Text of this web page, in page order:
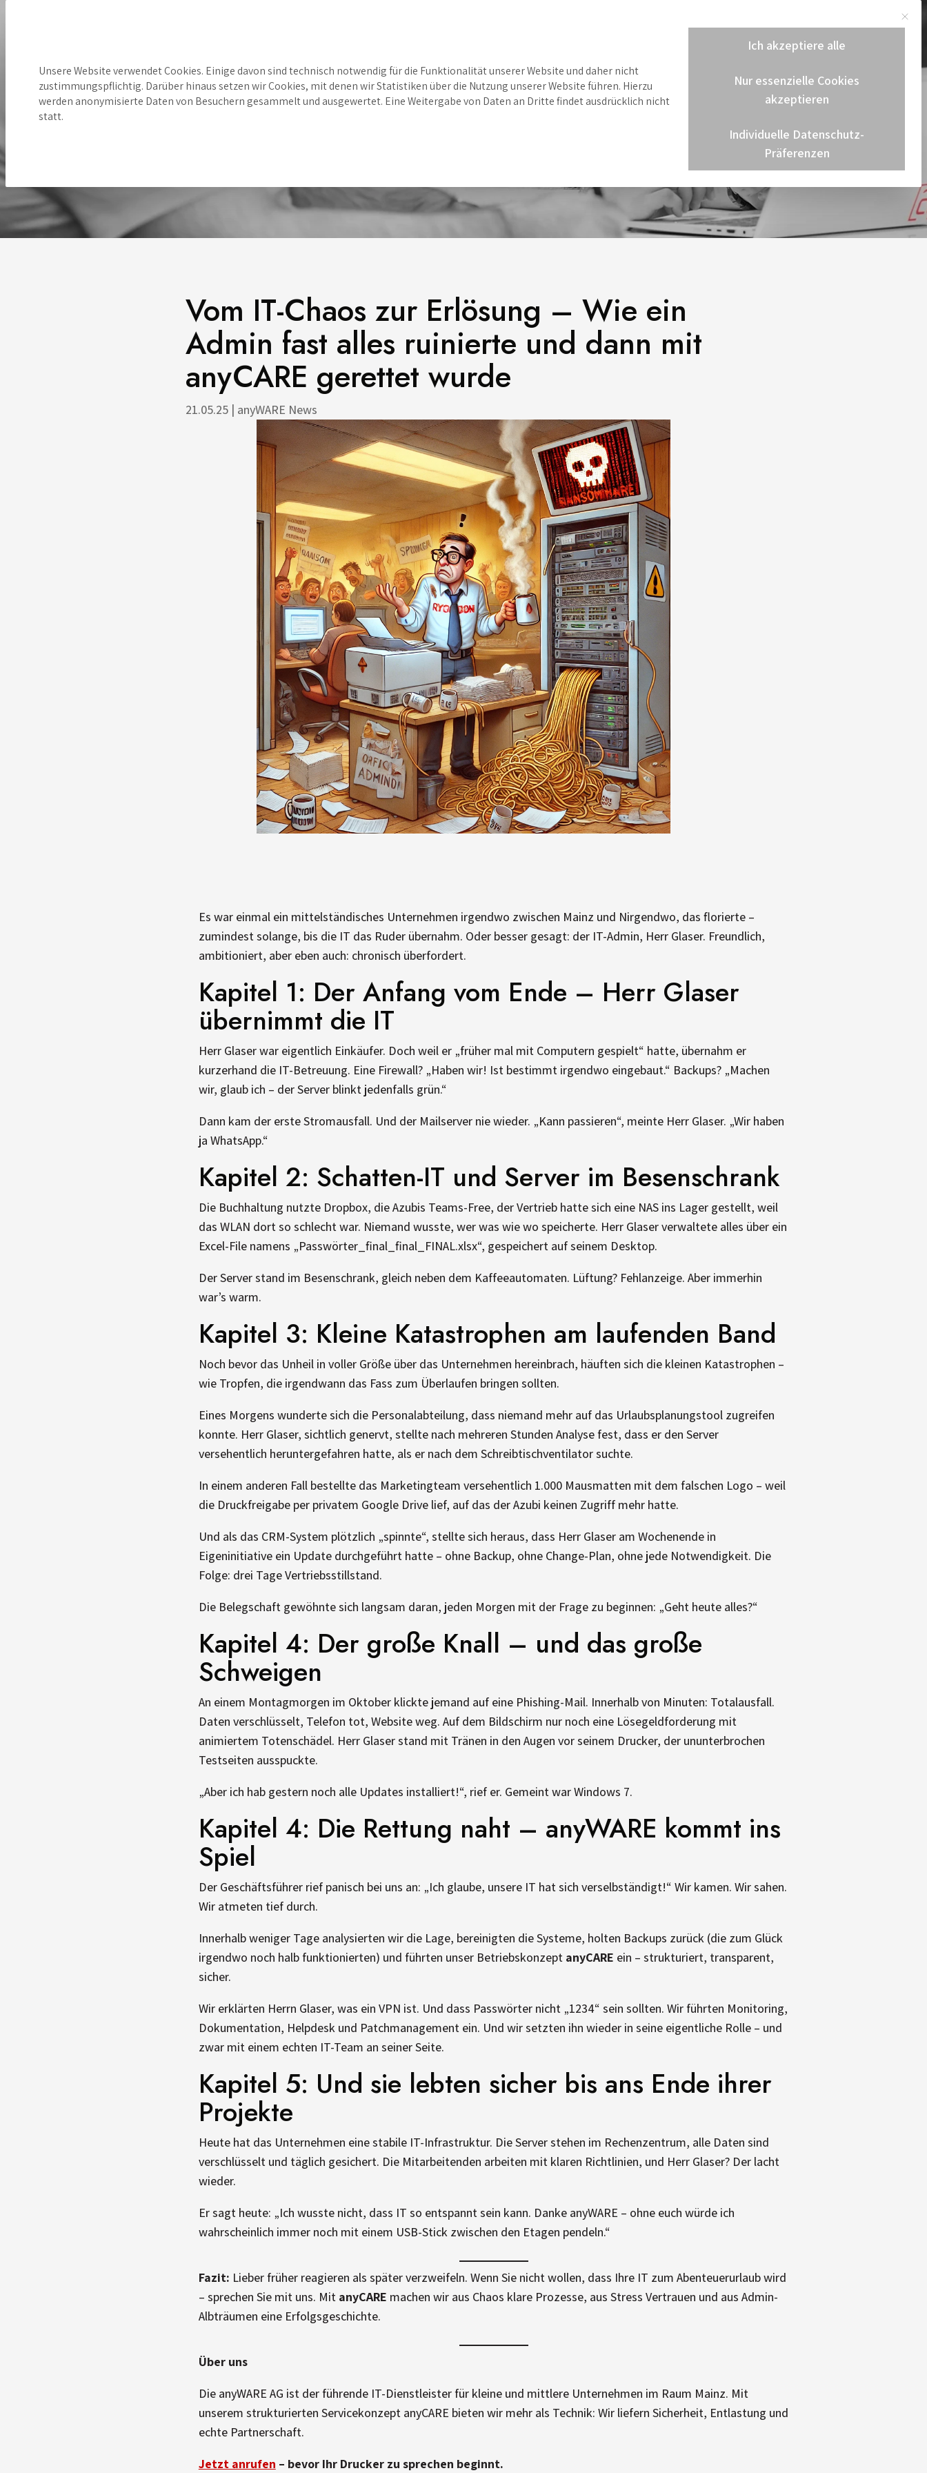
Aktuelles Kontakt
Vom IT-Chaos zur Erlösung – Wie ein
Admin fast alles ruinierte und dann mit
anyCARE gerettet wurde
21.05.25| anyWARE News
Es war einmal ein mittelständisches Unternehmen irgendwo zwischen Mainz und Nirgendwo, das florierte –
zumindest solange, bis die IT das Ruder übernahm. Oder besser gesagt: der IT-Admin, Herr Glaser. Freundlich,
ambitioniert, aber eben auch: chronisch überfordert.
Kapitel 1: Der Anfang vom Ende – Herr Glaser
übernimmt die IT
Herr Glaser war eigentlich Einkäufer. Doch weil er „früher mal mit Computern gespielt“ hatte, übernahm er
kurzerhand die IT-Betreuung. Eine Firewall? „Haben wir! Ist bestimmt irgendwo eingebaut.“ Backups? „Machen
wir, glaub ich – der Server blinkt jedenfalls grün.“
Dann kam der erste Stromausfall. Und der Mailserver nie wieder. „Kann passieren“, meinte Herr Glaser. „Wir haben
ja WhatsApp.“
Kapitel 2: Schatten-IT und Server im Besenschrank
Die Buchhaltung nutzte Dropbox, die Azubis Teams-Free, der Vertrieb hatte sich eine NAS ins Lager gestellt, weil
das WLAN dort so schlecht war. Niemand wusste, wer was wie wo speicherte. Herr Glaser verwaltete alles über ein
Excel-File namens „Passwörter_final_final_FINAL.xlsx“, gespeichert auf seinem Desktop.
Der Server stand im Besenschrank, gleich neben dem Kaffeeautomaten. Lüftung? Fehlanzeige. Aber immerhin
war’s warm.
Kapitel 3: Kleine Katastrophen am laufenden Band
Noch bevor das Unheil in voller Größe über das Unternehmen hereinbrach, häuften sich die kleinen Katastrophen –
wie Tropfen, die irgendwann das Fass zum Überlaufen bringen sollten.
Eines Morgens wunderte sich die Personalabteilung, dass niemand mehr auf das Urlaubsplanungstool zugreifen
konnte. Herr Glaser, sichtlich genervt, stellte nach mehreren Stunden Analyse fest, dass er den Server
versehentlich heruntergefahren hatte, als er nach dem Schreibtischventilator suchte.
In einem anderen Fall bestellte das Marketingteam versehentlich 1.000 Mausmatten mit dem falschen Logo – weil
die Druckfreigabe per privatem Google Drive lief, auf das der Azubi keinen Zugriff mehr hatte.
Und als das CRM-System plötzlich „spinnte“, stellte sich heraus, dass Herr Glaser am Wochenende in
Eigeninitiative ein Update durchgeführt hatte – ohne Backup, ohne Change-Plan, ohne jede Notwendigkeit. Die
Folge: drei Tage Vertriebsstillstand.
Die Belegschaft gewöhnte sich langsam daran, jeden Morgen mit der Frage zu beginnen: „Geht heute alles?“
Kapitel 4: Der große Knall – und das große
Schweigen
An einem Montagmorgen im Oktober klickte jemand auf eine Phishing-Mail. Innerhalb von Minuten: Totalausfall.
Daten verschlüsselt, Telefon tot, Website weg. Auf dem Bildschirm nur noch eine Lösegeldforderung mit
animiertem Totenschädel. Herr Glaser stand mit Tränen in den Augen vor seinem Drucker, der ununterbrochen
Testseiten ausspuckte.
„Aber ich hab gestern noch alle Updates installiert!“, rief er. Gemeint war Windows 7.
Kapitel 4: Die Rettung naht – anyWARE kommt ins
Spiel
Der Geschäftsführer rief panisch bei uns an: „Ich glaube, unsere IT hat sich verselbständigt!“ Wir kamen. Wir sahen.
Wir atmeten tief durch.
Innerhalb weniger Tage analysierten wir die Lage, bereinigten die Systeme, holten Backups zurück (die zum Glück
irgendwo noch halb funktionierten) und führten unser Betriebskonzept anyCARE ein – strukturiert, transparent,
sicher.
Wir erklärten Herrn Glaser, was ein VPN ist. Und dass Passwörter nicht „1234“ sein sollten. Wir führten Monitoring,
Dokumentation, Helpdesk und Patchmanagement ein. Und wir setzten ihn wieder in seine eigentliche Rolle – und
zwar mit einem echten IT-Team an seiner Seite.
Kapitel 5: Und sie lebten sicher bis ans Ende ihrer
Projekte
Heute hat das Unternehmen eine stabile IT-Infrastruktur. Die Server stehen im Rechenzentrum, alle Daten sind
verschlüsselt und täglich gesichert. Die Mitarbeitenden arbeiten mit klaren Richtlinien, und Herr Glaser? Der lacht
wieder.
Er sagt heute: „Ich wusste nicht, dass IT so entspannt sein kann. Danke anyWARE – ohne euch würde ich
wahrscheinlich immer noch mit einem USB-Stick zwischen den Etagen pendeln.“
Fazit: Lieber früher reagieren als später verzweifeln. Wenn Sie nicht wollen, dass Ihre IT zum Abenteuerurlaub wird
– sprechen Sie mit uns. Mit anyCARE machen wir aus Chaos klare Prozesse, aus Stress Vertrauen und aus Admin-
Albträumen eine Erfolgsgeschichte.
Über uns
Die anyWARE AG ist der führende IT-Dienstleister für kleine und mittlere Unternehmen im Raum Mainz. Mit
unserem strukturierten Servicekonzept anyCARE bieten wir mehr als Technik: Wir liefern Sicherheit, Entlastung und
echte Partnerschaft.
Jetzt anrufen – bevor Ihr Drucker zu sprechen beginnt.
Mit
Hinweis zu Cookies
Unsere Website verwendet Cookies. Einige davon sind technisch notwendig für die Funktionalität unserer Website und daher nicht
zustimmungspflichtig. Darüber hinaus setzen wir Cookies, mit denen wir Statistiken über die Nutzung unserer Website führen. Hierzu
werden anonymisierte Daten von Besuchern gesammelt und ausgewertet. Eine Weitergabe von Daten an Dritte findet ausdrücklich nicht
statt.
Ich akzeptiere alle
Nur essenzielle Cookies
akzeptieren
Individuelle Datenschutz-
Präferenzen